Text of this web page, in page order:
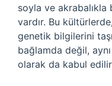
soyla ve akrabalıkla
vardır. Bu
genetik bilgilerini
bağlamda değil,
olarak da kabul